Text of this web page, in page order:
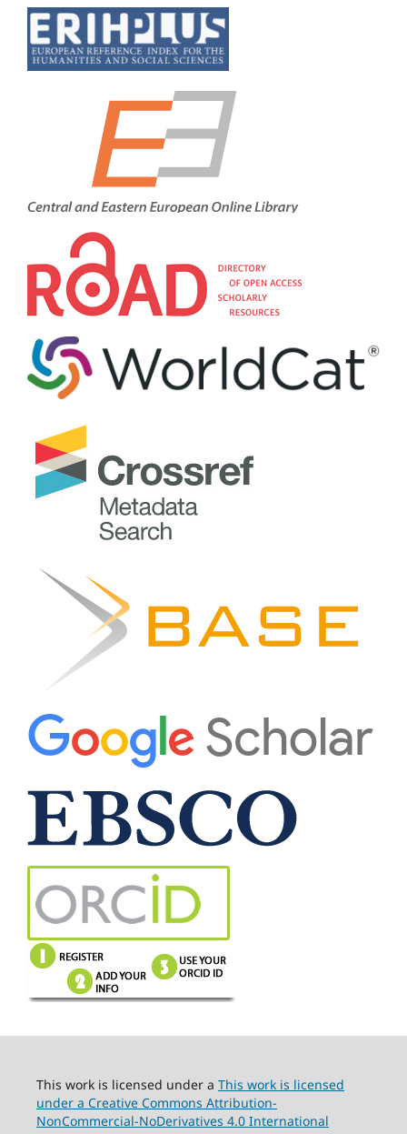
This work is licensed under a This work is licensed
under a Creative Commons Attribution-
NonCommercial-NoDerivatives 4.0 International